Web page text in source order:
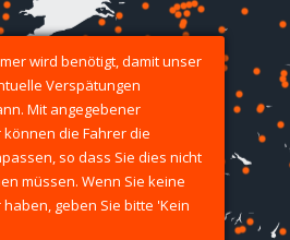
wird benötigt, damit unser
Verspätungen
Mit angegebener
können die Fahrer die
so dass Sie dies nicht
müssen. Wenn Sie keine
haben, geben Sie bitte 'Kein